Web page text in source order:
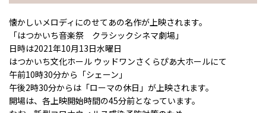
懐かしいメロディにのせてあの名作が上映されます。
「はつかいち音楽祭 クラシックシネマ劇場」
日時は2021年10月13日水曜日
はつかいち文化ホール ウッドワンさくらぴあ大ホールにて
午前10時30分から「シェーン」
午後2時30分からは「ローマの休日」が上映されます。
開場は、各上映開始時間の45分前となっています。